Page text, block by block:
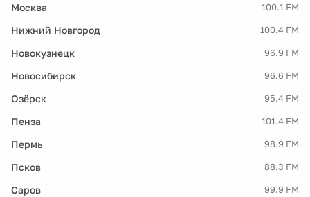
Москва 100.1 FM
Нижний Новгород 100.4 FM
Новокузнецк 96.9 FM
Новосибирск 96.6 FM
Озёрск 95.4 FM
Пенза 101.4 FM
Пермь 98.9 FM
Псков 88.3 FM
Саров 99.9 FM